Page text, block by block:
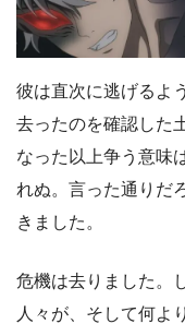
彼は直次に逃げるよ
去ったのを確認した
なった以上争う意味
れぬ。言った通りだ
きました。
危機は去りました。
人々が、そして何よ